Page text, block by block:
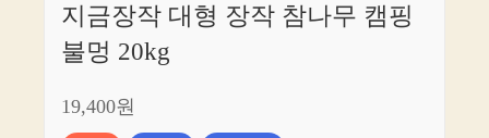
지금장작 대형 장작 참나무 캠핑
불멍 20kg
19,400원